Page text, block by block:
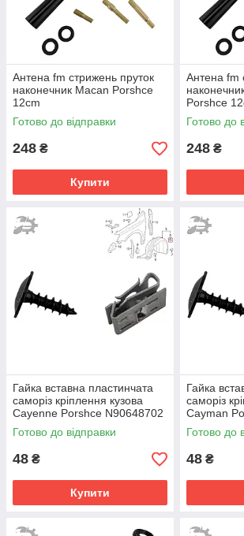
Антена fm стрижень пруток
наконечник Macan Porshce
12cm
Готово до відправки
248 ₴
Купити
Антена fm
Porshce
Готово до
248 ₴
Гайка вставна пластинчата
саморіз кріплення кузова
Cayenne Porshce N90648702
N90959101 1H6813301
Готово до відправки
48 ₴
Купити
Гайка
саморіз
Cayman
Готово до
48 ₴